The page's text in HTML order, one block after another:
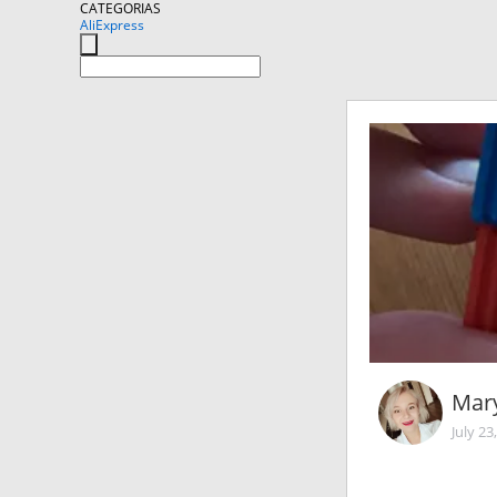
CATEGORIAS
AliExpress
July